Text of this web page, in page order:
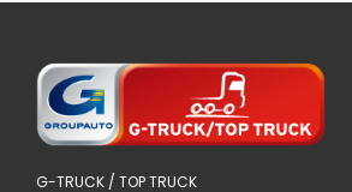
G-TRUCK / TOP TRUCK